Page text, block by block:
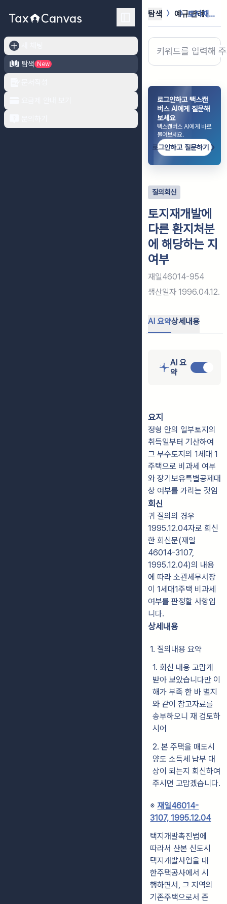
탐색
New
탐색 예규·판례 토지재개발에 다른 환지처분에 해당하는...
로그인하고 택스캔
버스 AI에게 질문해
보세요
택스캔버스 AI에게 바로
물어보세요.
로그인하고 질문하기
질의회신
토지재개발에
다른 환지처분
에 해당하는 지
여부
재일46014-954
생산일자 1996.04.12.
AI 요약상세내용
AI 요
약
요지
정형 안의 일부토지의
취득일부터 기산하여
그 부수토지의 1세대 1
주택으로 비과세 여부
와 장기보유특별공제대
상 여부를 가리는 것임
회신
귀 질의의 경우
1995.12.04자로 회신
한 회신문(재일
46014-3107,
1995.12.04)의 내용
에 따라 소관세무서장
이 1세대1주택 비과세
여부를 판정할 사항입
니다.
상세내용
1. 질의내용 요약
1. 회신 내용 고맙게
받아 보았습니다만 이
해가 부족 한 바 별지
와 같이 참고자료를
송부하오니 재 검토하
시어
2. 본 주택을 매도시
양도 소득세 납부 대
상이 되는지 회신하여
주시면 고맙겠습니다.
※재일46014-
3107, 1995.12.04
택지개발촉진법에
따라서 산본 신도시
택지개발사업을 대
한주택공사에서 시
행하면서, 그 지역의
기존주택으로서 존